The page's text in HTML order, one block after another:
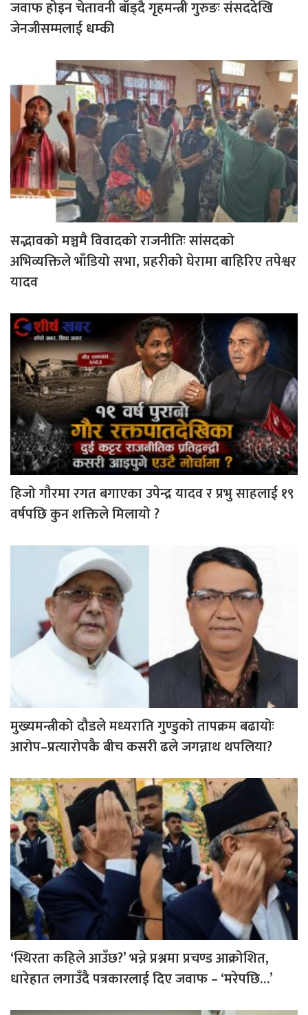
जवाफ होइन चेतावनी बाँड्दै गृहमन्त्री गुरुङः संसददेखि
जेनजीसम्मलाई धम्की
सद्भावको मञ्चमै विवादको राजनीतिः सांसदको
अभिव्यक्तिले भाँडियो सभा, प्रहरीको घेरामा बाहिरिए तपेश्वर
यादव
हिजो गौरमा रगत बगाएका उपेन्द्र यादव र प्रभु साहलाई १९
वर्षपछि कुन शक्तिले मिलायो ?
मुख्यमन्त्रीको दौडले मध्यराति गुण्डुको तापक्रम बढायोः
आरोप–प्रत्यारोपकै बीच कसरी ढले जगन्नाथ थपलिया?
‘स्थिरता कहिले आउँछ?’ भन्ने प्रश्नमा प्रचण्ड आक्रोशित,
धारेहात लगाउँदै पत्रकारलाई दिए जवाफ – ‘मरेपछि…’